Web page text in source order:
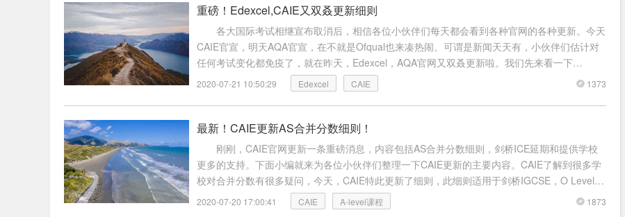
重磅！Edexcel,CAIE又双叒更新细则
各大国际考试相继宣布取消后，相信各位小伙伴们每天都会看到各种官网的各种更新。今天
CAIE官宣，明天AQA官宣，在不就是Ofqual也来凑热闹。可谓是新闻天天有，小伙伴们估计对
任何考试变化都免疫了，就在昨天，Edexcel，AQA官网又双叒更新啦。我们先来看一下
Edexcel的主要内容吧。2020年5
2020-07-21 10:50:29 Edexcel CAIE 1373
最新！CAIE更新AS合并分数细则！
刚刚，CAIE官网更新一条重磅消息，内容包括AS合并分数细则，剑桥ICE延期和提供学校
更多的支持。下面小编就来为各位小伙伴们整理一下CAIE更新的主要内容。CAIE了解到很多学
校对合并分数有很多疑问，今天，CAIE特此更新了细则，此细则适用于剑桥IGCSE，O Level，
AS和A-level，不适
2020-07-20 17:00:41 CAIE A-level课程 1873